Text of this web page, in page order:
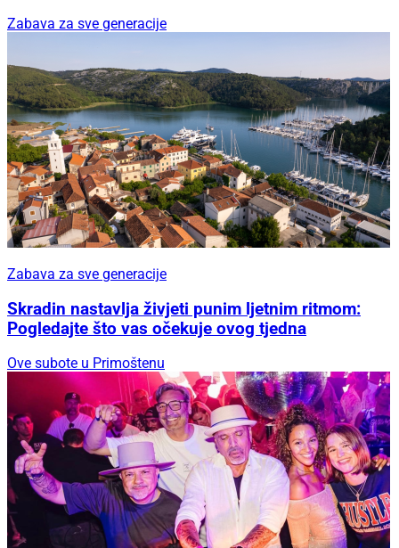
Zabava za sve generacije
Zabava za sve generacije
Skradin nastavlja živjeti punim ljetnim ritmom:
Pogledajte što vas očekuje ovog tjedna
Ove subote u Primoštenu